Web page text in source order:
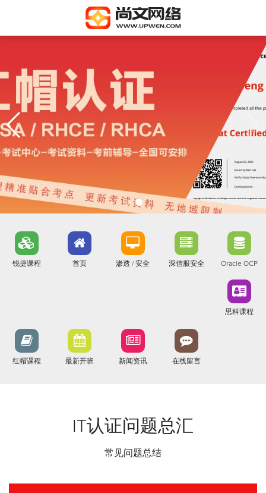
锐捷课程 首页 渗透 / 安全 深信服安全 Oracle OCP
思科课程
红帽课程 最新开班 新闻资讯 在线留言
IT认证问题总汇
常见问题总结